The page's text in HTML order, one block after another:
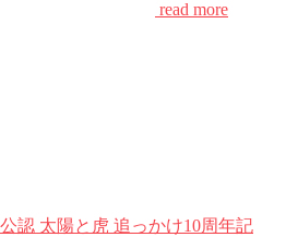
read more
認 太陽と虎 追っかけ10周年記